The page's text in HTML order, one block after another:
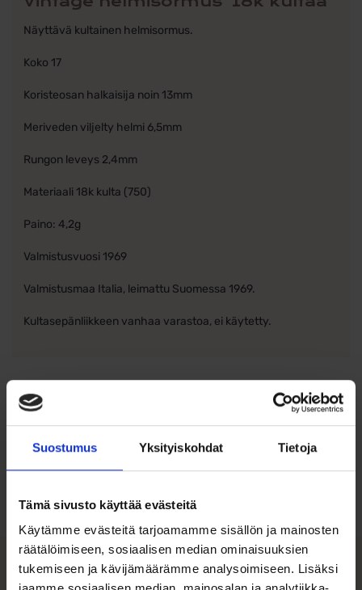
Suostumus Yksityiskohdat Tietoja
Tämä sivusto käyttää evästeitä
Käytämme evästeitä tarjoamamme sisällön ja mainosten
räätälöimiseen, sosiaalisen median ominaisuuksien
tukemiseen ja kävijämäärämme analysoimiseen. Lisäksi
Näyttävä kultainen helmisormus.
Koko 17
Koristeosan halkaisija noin 13mm
Meriveden viljelty helmi 6,5mm
Rungon leveys 2,4mm
Materiaali 18k kulta (750)
Paino: 4,2g
Valmistusvuosi 1969
Valmistusmaa Italia, leimattu Suomessa 1969.
Kultasepänliikkeen vanhaa varastoa, ei käytetty.
koon valintaan